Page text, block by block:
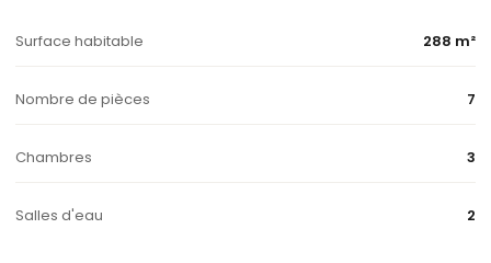
Surface habitable 288 m²
Nombre de pièces 7
Chambres 3
Salles d'eau 2